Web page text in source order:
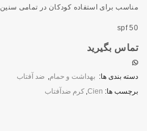
مناسب برای استفاده کودکان در تمامی سنین
spf 50
تماس بگیرید
دسته بندی ها: بهداشت و حمام, ضد آفتاب
برچسب ها: Cien
, کرم ضدآفتاب